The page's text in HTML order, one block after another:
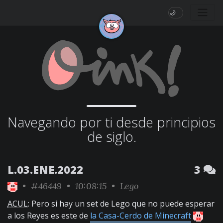
🌙
Navegando por ti desde principios
de siglo.
L.03.ENE.2022 3
• #46449 • 10:08:15 • Lego
ACUL: Pero si hay un set de Lego que no puede esperar
a los Reyes es este de la Casa-Cerdo de Minecraft